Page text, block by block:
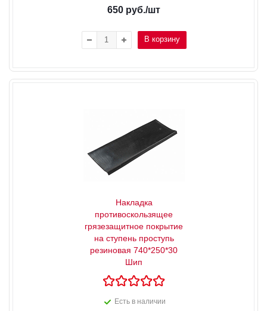
650 руб./шт
В корзину
Накладка
противоскользящее
грязезащитное покрытие
на ступень проступь
резиновая 740*250*30
Шип
Есть в наличии